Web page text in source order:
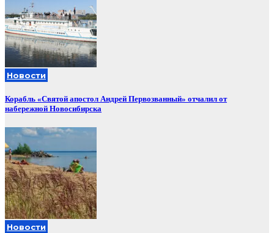
Новости
Корабль «Святой апостол Андрей Первозванный» отчалил от
набережной Новосибирска
Новости